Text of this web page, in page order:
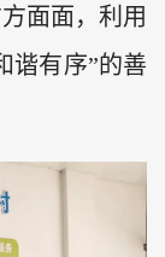
面面，利用
谐有序”的善